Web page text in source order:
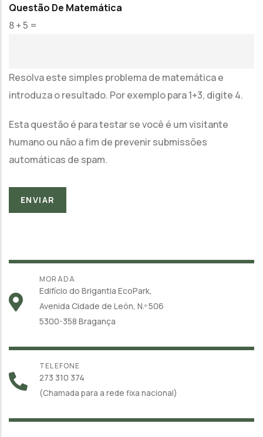
Questão De Matemática
8 + 5 =
Resolva este simples problema de matemática e
introduza o resultado. Por exemplo para 1+3, digite 4.
Esta questão é para testar se você é um visitante
humano ou não a fim de prevenir submissões
automáticas de spam.
MORADA
Edifício do Brigantia EcoPark,
Avenida Cidade de León, N.º 506
5300-358 Bragança
TELEFONE
273 310 374
(Chamada para a rede fixa nacional)